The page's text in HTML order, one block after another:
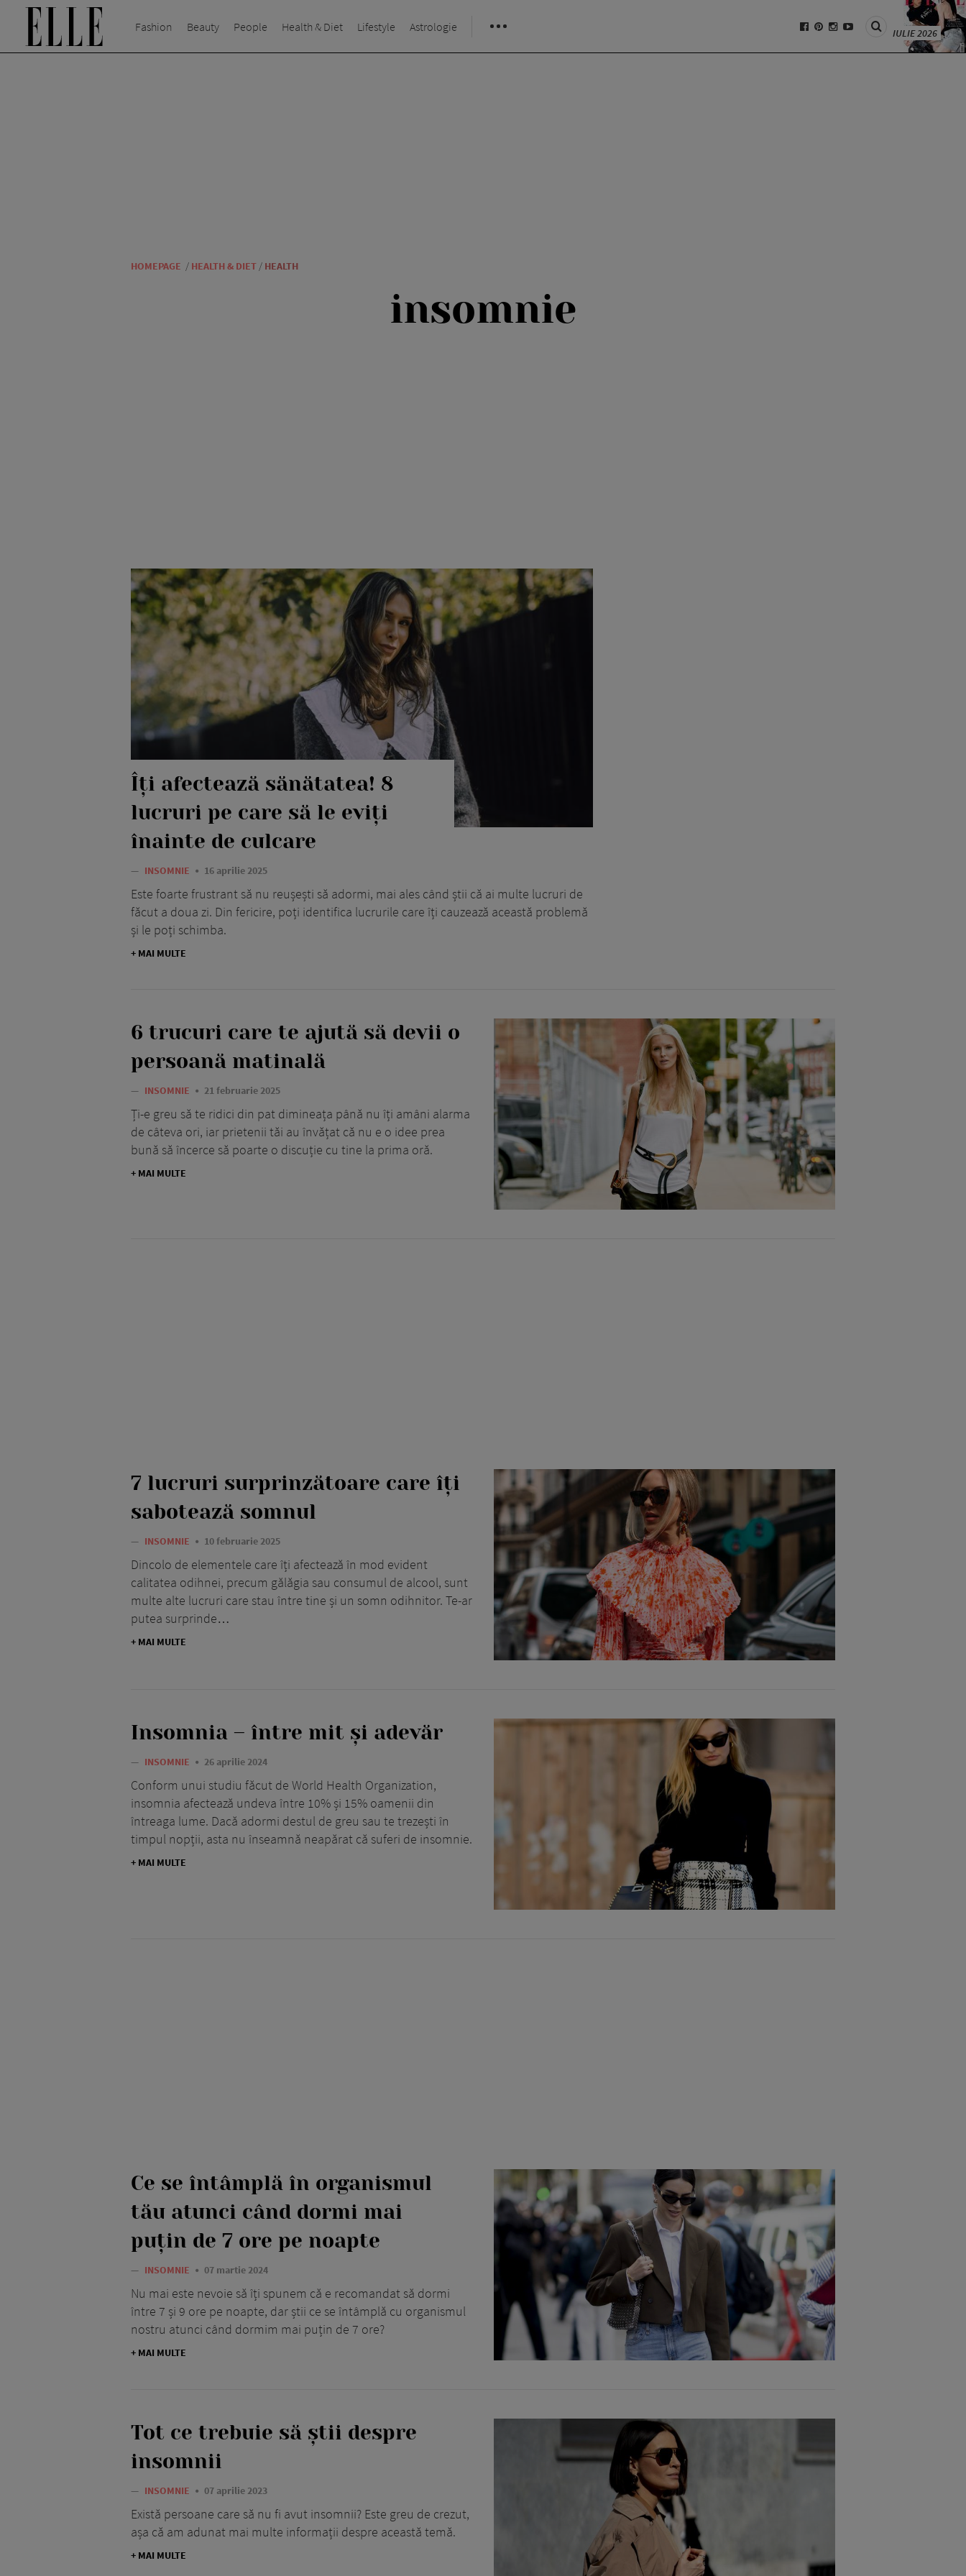
Fashion Beauty People Health & Diet Lifestyle Astrologie IULIE 2026
HOMEPAGE / HEALTH & DIET / HEALTH
insomnie
Îți afectează sănătatea! 8
lucruri pe care să le eviți
înainte de culcare
— INSOMNIE 16 aprilie 2025
Este foarte frustrant să nu reușești să adormi, mai ales când știi că ai multe lucruri de
făcut a doua zi. Din fericire, poți identifica lucrurile care îți cauzează această problemă
și le poți schimba.
+ MAI MULTE
6 trucuri care te ajută să devii o
persoană matinală
— INSOMNIE 21 februarie 2025
Ți-e greu să te ridici din pat dimineața până nu îți amâni alarma
de câteva ori, iar prietenii tăi au învățat că nu e o idee prea
bună să încerce să poarte o discuție cu tine la prima oră.
+ MAI MULTE
7 lucruri surprinzătoare care îți
sabotează somnul
— INSOMNIE 10 februarie 2025
Dincolo de elementele care îți afectează în mod evident
calitatea odihnei, precum gălăgia sau consumul de alcool, sunt
multe alte lucruri care stau între tine și un somn odihnitor. Te-ar
putea surprinde…
+ MAI MULTE
Insomnia – între mit și adevăr
— INSOMNIE 26 aprilie 2024
Conform unui studiu făcut de World Health Organization,
insomnia afectează undeva între 10% și 15% oamenii din
întreaga lume. Dacă adormi destul de greu sau te trezești în
timpul nopții, asta nu înseamnă neapărat că suferi de insomnie.
+ MAI MULTE
Ce se întâmplă în organismul
tău atunci când dormi mai
puțin de 7 ore pe noapte
— INSOMNIE 07 martie 2024
Nu mai este nevoie să îți spunem că e recomandat să dormi
între 7 și 9 ore pe noapte, dar știi ce se întâmplă cu organismul
nostru atunci când dormim mai puțin de 7 ore?
+ MAI MULTE
Tot ce trebuie să știi despre
insomnii
— INSOMNIE 07 aprilie 2023
Există persoane care să nu fi avut insomnii? Este greu de crezut,
așa că am adunat mai multe informații despre această temă.
+ MAI MULTE